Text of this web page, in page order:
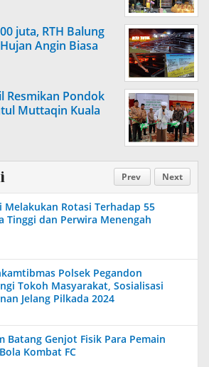
juta, RTH Balung
Angin Biasa
Resmikan Pondok
Muttaqin Kuala
Prev Next
Melakukan Rotasi Terhadap 55
Tinggi dan Perwira Menengah
Polsek Pegandon
Tokoh Masyarakat, Sosialisasi
Jelang Pilkada 2024
Batang Genjot Fisik Para Pemain
Kombat FC